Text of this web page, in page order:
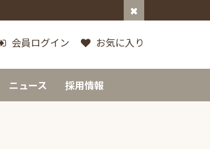
会員ログイン お気に入り
ニュース 採用情報